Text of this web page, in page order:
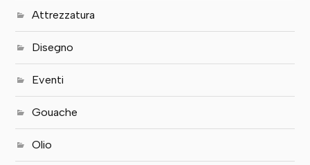
Attrezzatura
Disegno
Eventi
Gouache
Olio